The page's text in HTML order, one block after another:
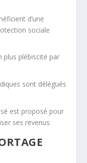
d’une
sociale
plus plébiscité par
sont délégués
est proposé pour
ses revenus